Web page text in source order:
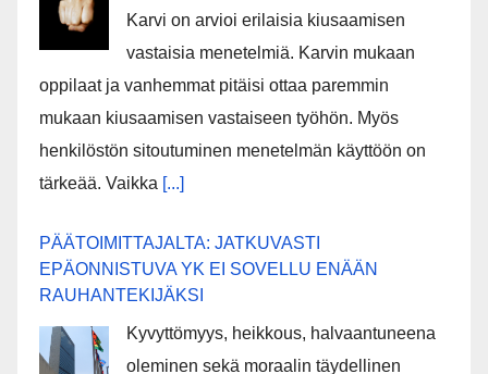
Karvi on arvioi erilaisia kiusaamisen
vastaisia menetelmiä. Karvin mukaan
oppilaat ja vanhemmat pitäisi ottaa paremmin
mukaan kiusaamisen vastaiseen työhön. Myös
henkilöstön sitoutuminen menetelmän käyttöön on
tärkeää. Vaikka [...]
PÄÄTOIMITTAJALTA: JATKUVASTI
EPÄONNISTUVA YK EI SOVELLU ENÄÄN
RAUHANTEKIJÄKSI
Kyvyttömyys, heikkous, halvaantuneena
oleminen sekä moraalin täydellinen